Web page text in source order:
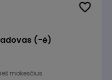
(-ė)
mokesčius